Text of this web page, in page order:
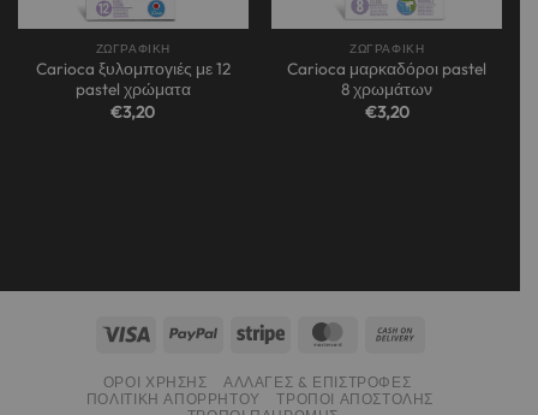
ΖΩΓΡΑΦΙΚΗ
Carioca ξυλομπογιές με 12
pastel χρώματα
€3,20
ΖΩΓΡΑΦΙΚΗ
Carioca μαρκαδόροι pastel
8 χρωμάτων
€3,20
ΌΡΟΙ ΧΡΉΣΗΣ
ΑΛΛΑΓΈΣ & ΕΠΙΣΤΡΟΦΈΣ
ΠΟΛΙΤΙΚΉ ΑΠΟΡΡΉΤΟΥ
ΤΡΌΠΟΙ ΑΠΟΣΤΟΛΉΣ